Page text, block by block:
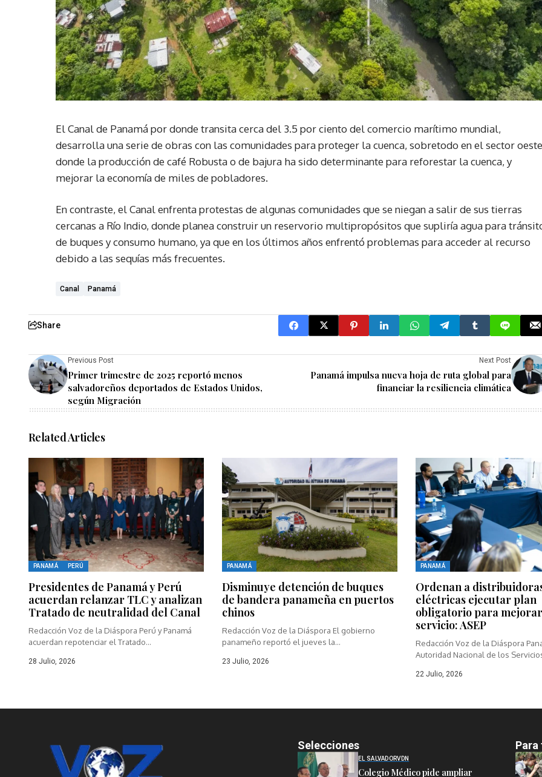
El Canal de Panamá por donde transita cerca del 3.5 por ciento del comercio marítimo mundial,
desarrolla una serie de obras con las comunidades para proteger la cuenca, sobretodo en el sector oeste
donde la producción de café Robusta o de bajura ha sido determinante para reforestar la cuenca, y
mejorar la economía de miles de pobladores.
En contraste, el Canal enfrenta protestas de algunas comunidades que se niegan a salir de sus tierras
cercanas a Río Indio, donde planea construir un reservorio multipropósitos que supliría agua para
de buques y consumo humano, ya que en los últimos años enfrentó problemas para acceder al recurso
debido a las sequías más frecuentes.
Canal Panamá
Share
Previous Post
Primer trimestre de 2025 reportó menos
salvadoreños deportados de Estados Unidos,
según Migración
Next Post
Panamá impulsa nueva hoja de ruta global para
financiar la resiliencia climática
Related Articles
PANAMÁ PERÚ
Presidentes de Panamá y Perú
acuerdan relanzar TLC y analizan
Tratado de neutralidad del Canal
Redacción Voz de la Diáspora Perú y Panamá
acuerdan repotenciar el Tratado...
28 Julio, 2026
PANAMÁ
Disminuye detención de buques
de bandera panameña en puertos
chinos
Redacción Voz de la Diáspora El gobierno
panameño reportó el jueves la...
23 Julio, 2026
PANAMÁ
Ordenan a
eléctricas ejecutar plan
obligatorio para
servicio: ASEP
Redacción Voz de la Diáspora
Autoridad Nacional de los
22 Julio, 2026
Selecciones
EL SALVADORVDN
Colegio Médico pide ampliar
Para